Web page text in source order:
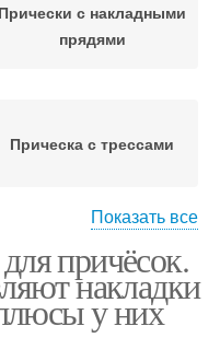
Прически с накладными
прядями
Прическа с трессами
Свадебные прически
Показать все
причёсок.
накладки
у них